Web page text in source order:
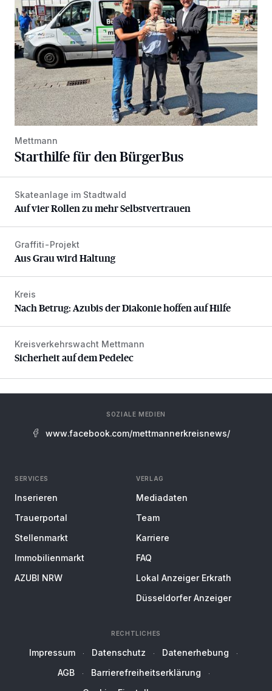
Mettmann
Starthilfe für den BürgerBus
Auf vier Rollen zu mehr Selbstvertrauen
Skateanlage im Stadtwald
Auf vier Rollen zu mehr Selbstvertrauen
Aus Grau wird Haltung
Graffiti-Projekt
Aus Grau wird Haltung
Nach Betrug: Azubis der Diakonie hoffen auf Hilfe
Kreis
Nach Betrug: Azubis der Diakonie hoffen auf Hilfe
Sicherheit auf dem Pedelec
Kreisverkehrswacht Mettmann
Sicherheit auf dem Pedelec
SOZIALE MEDIEN
www.facebook.com/mettmannerkreisnews/
SERVICES
Inserieren
Trauerportal
Stellenmarkt
Immobilienmarkt
AZUBI NRW
VERLAG
Mediadaten
Team
Karriere
FAQ
Lokal Anzeiger Erkrath
Düsseldorfer Anzeiger
RECHTLICHES
Impressum Datenschutz
Datenerhebung
AGB
Barrierefreiheitserklärung